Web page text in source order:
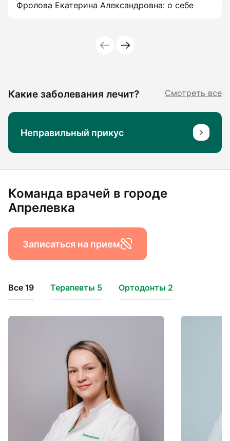
Фролова Екатерина Александровна: о себе
Какие заболевания лечит? Смотреть все
Неправильный прикус
Команда врачей в городе
Апрелевка
Записаться на прием
Все 19 Терапевты 5 Ортодонты 2